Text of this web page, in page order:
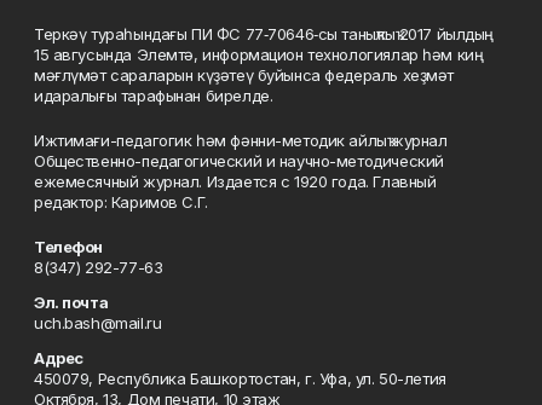
Теркәү тураһындағы ПИ ФС 77‑70646‑сы таныҡлыҡ 2017 йылдың
15 авгусында Элемтә, информацион технологиялар һәм киң
мәғлүмәт сараларын күҙәтеү буйынса федераль хеҙмәт
идаралығы тарафынан бирелде.
Ижтимағи-педагогик һәм фәнни-методик айлыҡ журнал
Общественно-педагогический и научно-методический
ежемесячный журнал. Издается с 1920 года. Главный
редактор: Каримов С.Г.
Телефон
8(347) 292-77-63
Эл. почта
uch.bash@mail.ru
Адрес
450079, Республика Башкортостан, г. Уфа, ул. 50-летия
Октября, 13, Дом печати, 10 этаж